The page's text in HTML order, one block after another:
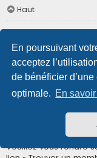
En poursuivant
acceptez
de bénéficier
optimale. En
Haut
Pourquoi ma
Votre recherche a
puisse les afficher.
d’être plus précis
sélection des
une recherche.
Comment puis-je
Veuillez vous rendre